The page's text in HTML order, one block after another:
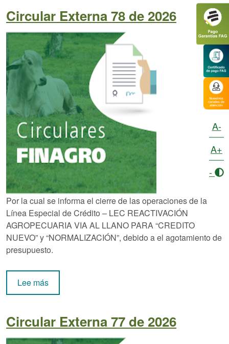
Circular Externa 78 de 2026
Por la cual se informa el cierre de las operaciones de la
Línea Especial de Crédito – LEC REACTIVACIÓN
AGROPECUARIA VIA AL LLANO PARA “CREDITO
NUEVO” y “NORMALIZACIÓN”, debido a el agotamiento de
presupuesto.
Lee mássobre Circular Externa 78 de 2026
Circular Externa 77 de 2026
A-
A+
-